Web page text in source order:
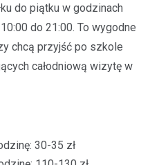
do piątku w godzinach
do 21:00. To wygodne
chcą przyjść po szkole
całodniową wizytę w
30-35 zł